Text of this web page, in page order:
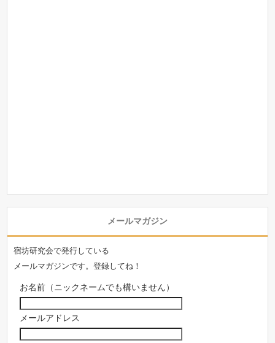
メールマガジン
宿坊研究会で発行している
メールマガジンです。登録してね！
お名前（ニックネームでも構いません）
メールアドレス